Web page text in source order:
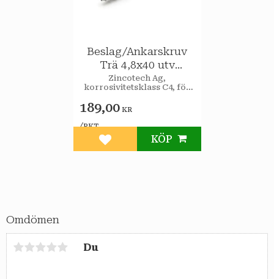
Omdömen
Du
Beslag/Ankarskruv
Trä 4,8x40 utv
250st/pkt
Zincotech Ag,
korrosivitetsklass C4, för
189,00KR
/PKT
Lägg till i favoriter
KÖP